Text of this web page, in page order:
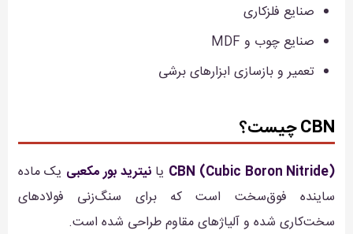
صنایع فلزکاری
صنایع چوب و MDF
تعمیر و بازسازی ابزارهای برشی
CBN چیست؟
CBN (Cubic Boron Nitride) یانیترید بور مکعبی یک ماده
ساینده فوق‌سخت است که برای سنگ‌زنی فولادهای
سخت‌کاری شده و آلیاژهای مقاوم طراحی شده است.